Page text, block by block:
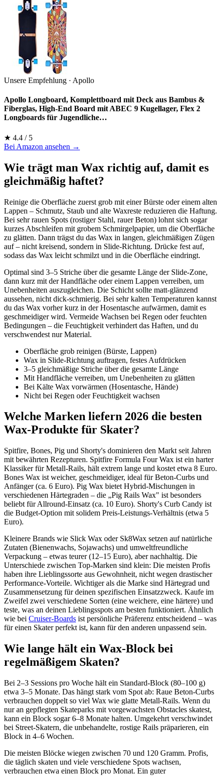
Unsere Empfehlung · Apollo
Apollo Longboard, Komplettboard mit Deck aus Bambus &
Fiberglas, High-End Board mit ABEC 9 Kugellager, Flex 2
Longboards für Jugendliche…
★ 4.4 / 5
Bei Amazon ansehen →
Wie trägt man Wax richtig auf, damit es
gleichmäßig haftet?
Reinige die Oberfläche zuerst grob mit einer Bürste oder einem alten
Lappen – Schmutz, Staub und alte Waxreste reduzieren die Haftung.
Bei sehr rauen Spots (rostiger Stahl, rauer Beton) lohnt sich sogar
kurzes Abschleifen mit grobem Schmirgelpapier, um die Oberfläche
zu glätten. Dann trägst du das Wax in langen, gleichmäßigen Zügen
auf – nicht kreisend, sondern in Slide-Richtung. Drücke fest auf,
sodass das Wax leicht schmilzt und in die Oberfläche eindringt.
Optimal sind 3–5 Striche über die gesamte Länge der Slide-Zone,
dann kurz mit der Handfläche oder einem Lappen verreiben, um
Unebenheiten auszugleichen. Die Schicht sollte matt-glänzend
aussehen, nicht dick-schmierig. Bei sehr kalten Temperaturen kannst
du das Wax vorher kurz in der Hosentasche aufwärmen, damit es
geschmeidiger wird. Vermeide Wachsen bei Regen oder feuchten
Bedingungen – die Feuchtigkeit verhindert das Haften, und du
verschwendest nur Material.
Oberfläche grob reinigen (Bürste, Lappen)
Wax in Slide-Richtung auftragen, festes Aufdrücken
3–5 gleichmäßige Striche über die gesamte Länge
Mit Handfläche verreiben, um Unebenheiten zu glätten
Bei Kälte Wax vorwärmen (Hosentasche, Hände)
Nicht bei Regen oder Feuchtigkeit wachsen
Welche Marken liefern 2026 die besten
Wax-Produkte für Skater?
Spitfire, Bones, Pig und Shorty's dominieren den Markt seit Jahren
mit bewährten Rezepturen. Spitfire Formula Four Wax ist ein harter
Klassiker für Metall-Rails, hält extrem lange und kostet etwa 8 Euro.
Bones Wax ist weicher, geschmeidiger, ideal für Beton-Curbs und
Anfänger (ca. 6 Euro). Pig Wax bietet Hybrid-Mischungen in
verschiedenen Härtegraden – die „Pig Rails Wax" ist besonders
beliebt für Allround-Einsatz (ca. 10 Euro). Shorty's Curb Candy ist
die Budget-Option mit solidem Preis-Leistungs-Verhältnis (etwa 5
Euro).
Kleinere Brands wie Slick Wax oder Sk8Wax setzen auf natürliche
Zutaten (Bienenwachs, Sojawachs) und umweltfreundliche
Verpackung – etwas teurer (12–15 Euro), aber nachhaltig. Die
Unterschiede zwischen Top-Marken sind klein: Die meisten Profis
haben ihre Lieblingssorte aus Gewohnheit, nicht wegen drastischer
Performance-Vorteile. Wichtiger als die Marke sind Härtegrad und
Zusammensetzung für deinen spezifischen Einsatzzweck. Kaufe im
Zweifel zwei verschiedene Sorten (eine weichere, eine härtere) und
teste, was an deinen Lieblingsspots am besten funktioniert. Ähnlich
wie bei Cruiser-Boards ist persönliche Präferenz entscheidend – was
für einen Skater perfekt ist, kann für den anderen unpassend sein.
Wie lange hält ein Wax-Block bei
regelmäßigem Skaten?
Bei 2–3 Sessions pro Woche hält ein Standard-Block (80–100 g)
etwa 3–5 Monate. Das hängt stark vom Spot ab: Raue Beton-Curbs
verbrauchen doppelt so viel Wax wie glatte Metall-Rails. Wenn du
nur an gepflegten Skateparks mit vorgewachsten Obstacles skatest,
kann ein Block sogar 6–8 Monate halten. Umgekehrt verschwindet
bei Street-Skatern, die unbehandelte, rostige Rails präparieren, ein
Block in 4–6 Wochen.
Die meisten Blöcke wiegen zwischen 70 und 120 Gramm. Profis,
die täglich skaten und viele verschiedene Spots wachsen,
verbrauchen etwa einen Block pro Monat. Ein guter